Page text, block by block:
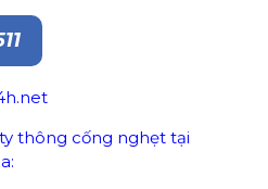
thông cống nghẹt tại